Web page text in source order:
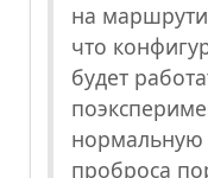
на
что
будет
проброса